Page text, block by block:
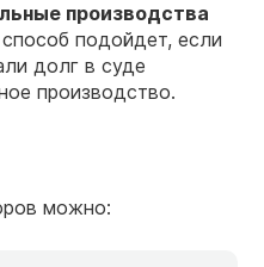
производства
подойдет, если
долг в суде
производство.
можно: